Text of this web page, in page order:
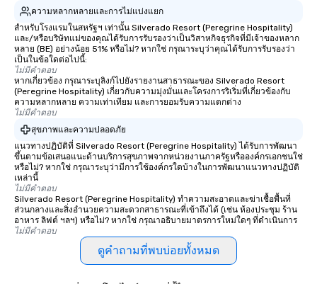
ความหลากหลายและการไม่แบ่งแยก
สำหรับโรงแรมในสหรัฐฯ เท่านั้น Silverado Resort (Peregrine Hospitality)
และ/หรือบริษัทแม่ของคุณได้รับการรับรองว่าเป็นวิสาหกิจธุรกิจที่มีเจ้าของหลาก
หลาย (BE) อย่างน้อย 51% หรือไม่? หากใช่ กรุณาระบุว่าคุณได้รับการรับรองว่า
เป็นในข้อใดต่อไปนี้:
ไม่มีคำตอบ
หากเกี่ยวข้อง กรุณาระบุลิงก์ไปยังรายงานสาธารณะของ Silverado Resort
(Peregrine Hospitality) เกี่ยวกับความมุ่งมั่นและโครงการริเริ่มที่เกี่ยวข้องกับ
ความหลากหลาย ความเท่าเทียม และการยอมรับความแตกต่าง
ไม่มีคำตอบ
สุขภาพและความปลอดภัย
แนวทางปฏิบัติที่ Silverado Resort (Peregrine Hospitality) ได้รับการพัฒนา
ขึ้นตามข้อเสนอแนะด้านบริการสุขภาพจากหน่วยงานภาครัฐหรือองค์กรเอกชนใช่
หรือไม่? หากใช่ กรุณาระบุว่ามีการใช้องค์กรใดบ้างในการพัฒนาแนวทางปฏิบัติ
เหล่านี้
ไม่มีคำตอบ
Silverado Resort (Peregrine Hospitality) ทำความสะอาดและฆ่าเชื้อพื้นที่
ส่วนกลางและสิ่งอำนวยความสะดวกสาธารณะที่เข้าถึงได้ (เช่น ห้องประชุม ร้าน
อาหาร ลิฟต์ ฯลฯ) หรือไม่? หากใช่ กรุณาอธิบายมาตรการใหม่ใดๆ ที่ดำเนินการ
ไม่มีคำตอบ
ดูคำถามที่พบบ่อยทั้งหมด